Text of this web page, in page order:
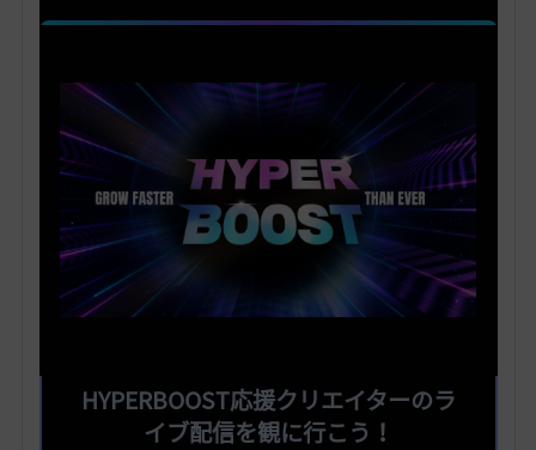
HYPERBOOST応援クリエイターのラ
イブ配信を観に行こう！